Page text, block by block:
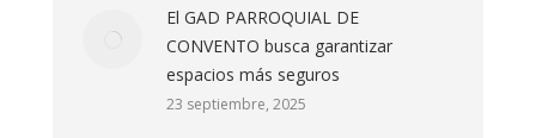
El GAD PARROQUIAL DE
CONVENTO busca garantizar
espacios más seguros
23 septiembre, 2025